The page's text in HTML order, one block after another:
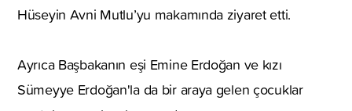
Hüseyin Avni Mutlu’yu makamında ziyaret etti.
Ayrıca Başbakanın eşi Emine Erdoğan ve kızı
Sümeyye Erdoğan'la da bir araya gelen çocuklar